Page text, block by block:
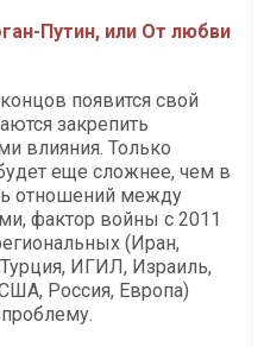
Путин, или От любви
появится свой
закрепить
влияния. Только
еще сложнее, чем в
отношений между
фактор войны с 2011
(Иран,
ИГИЛ, Израиль,
Россия, Европа)